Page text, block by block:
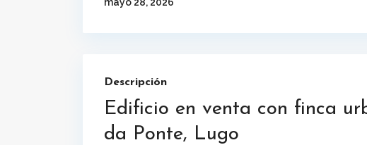
Descripción
Edificio en venta con finca
da Ponte, Lugo